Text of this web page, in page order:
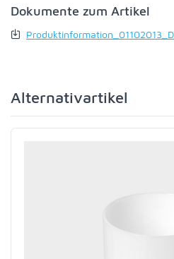
Dokumente zum Artikel
Alternativartikel